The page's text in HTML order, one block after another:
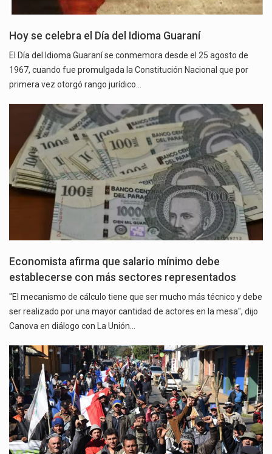
Hoy se celebra el Día del Idioma Guaraní
El Día del Idioma Guaraní se conmemora desde el 25 agosto de
1967, cuando fue promulgada la Constitución Nacional que por
primera vez otorgó rango jurídico…
Economista afirma que salario mínimo debe
establecerse con más sectores representados
"El mecanismo de cálculo tiene que ser mucho más técnico y debe
ser realizado por una mayor cantidad de actores en la mesa", dijo
Canova en diálogo con La Unión…